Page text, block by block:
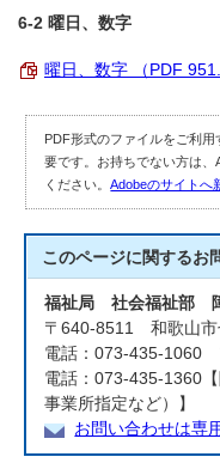
6-2 曜日、数字
曜日、数字 （PDF
PDF形式のファイルをご利
要です。お持ちでない方は
ください。Adobeのサイトへ
このページに関するお
福祉局 社会福祉部
〒640-8511 和歌山市
電話：073-435-1060
電話：073-435-1360
事業所指定など）】
お問い合わせは専